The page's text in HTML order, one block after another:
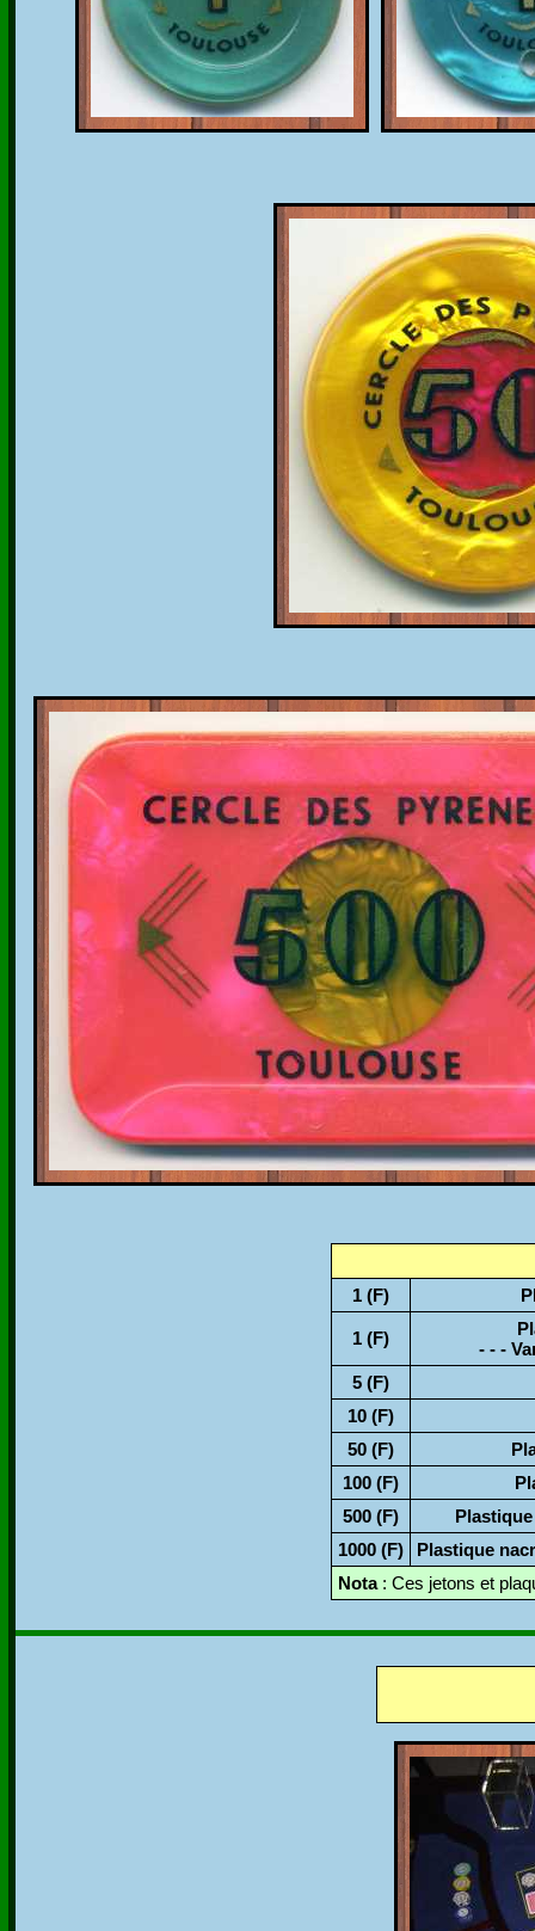
1 (F)
1 (F)
- - -
5 (F)
10 (F)
50 (F)
100 (F)
500 (F)
1000 (F)
Plastique
Nota: Ces jetons et